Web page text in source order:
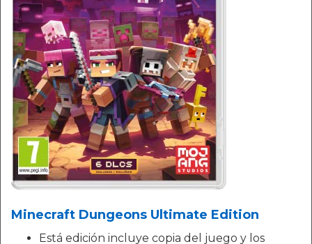
Minecraft Dungeons Ultimate Edition
Está edición incluye copia del juego y los